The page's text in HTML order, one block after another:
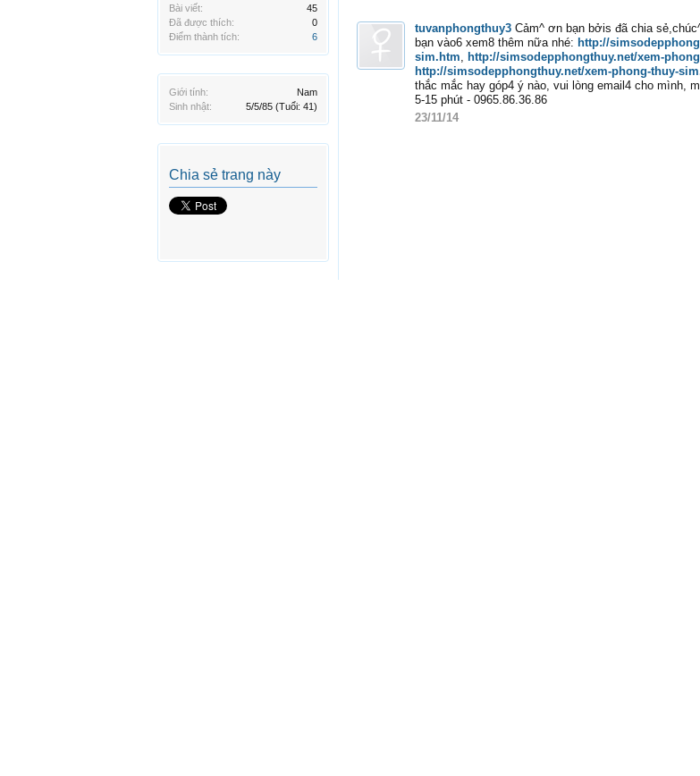
Bài viết:
45
Đã được thích:
0
Điểm thành tích:
6
Giới tính:
Nam
Sinh nhật:
5/5/85 (Tuổi: 41)
Chia sẻ trang này
tuvanphongthuy3 Cảm^ ơn bạn bởis đã chia
bạn vào6 xem8 thêm nữa nhé: http://
sim.htm, http://simsodepphongthuy.net/xem-
http://simsodepphongthuy.net/xem-phong-thuy-
thắc mắc hay góp4 ý nào, vui lòng email4 cho mình,
5-15 phút - 0965.86.36.86
23/11/14